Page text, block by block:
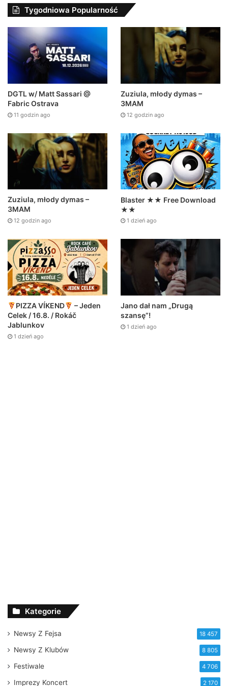
Tygodniowa Popularność
DGTL w/ Matt Sassari @
Fabric Ostrava
11 godzin ago
Zuziula, młody dymas –
3MAM
12 godzin ago
Zuziula, młody dymas –
3MAM
12 godzin ago
Blaster ★★ Free Download
★★
1 dzień ago
PIZZA VÍKEND
– Jeden
Celek / 16.8. / Rokáč
Jablunkov
1 dzień ago
Jano dał nam „Drugą
szansę”!
1 dzień ago
Kategorie
Newsy Z Fejsa 18 457
Newsy Z Klubów 8 805
Festiwale 4 706
Imprezy Koncert 2 170